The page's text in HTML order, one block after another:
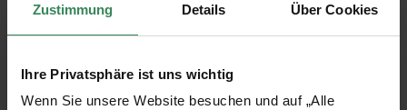
Zustimmung Details Über Cookies
Ihre Privatsphäre ist uns wichtig
Wenn Sie unsere Website besuchen und auf „Alle